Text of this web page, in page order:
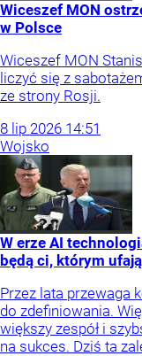
Wiceszef MON
w Polsce
Wiceszef MON
liczyć się z
ze strony Rosji.
8 lip 2026 14:51
Wojsko
W erze AI
będą ci, którym
Przez lata przewaga
do zdefiniowania.
większy zespół i
na sukces. Dziś ta